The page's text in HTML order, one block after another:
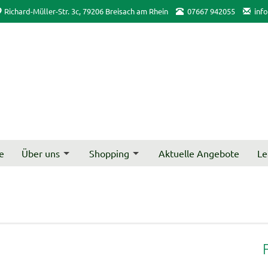
Richard-Müller-Str. 3c, 79206 Breisach am Rhein 07667 942055
Über uns Shopping Aktuelle Angebote